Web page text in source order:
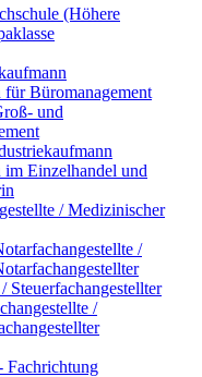
(Höhere
Büromanagement
und
Einzelhandel und
/ Medizinischer
/
Steuerfachangestellter
/
Fachrichtung